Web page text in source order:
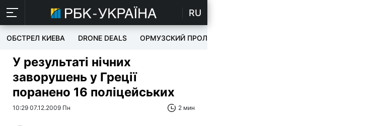
RU
ОБСТРЕЛ КИЕВА DRONE DEALS ОРМУЗСКИЙ ПРОЛИВ
У результаті нічних
заворушень у Греції
поранено 16 поліцейських
10:29 07.12.2009 Пн 2 мин